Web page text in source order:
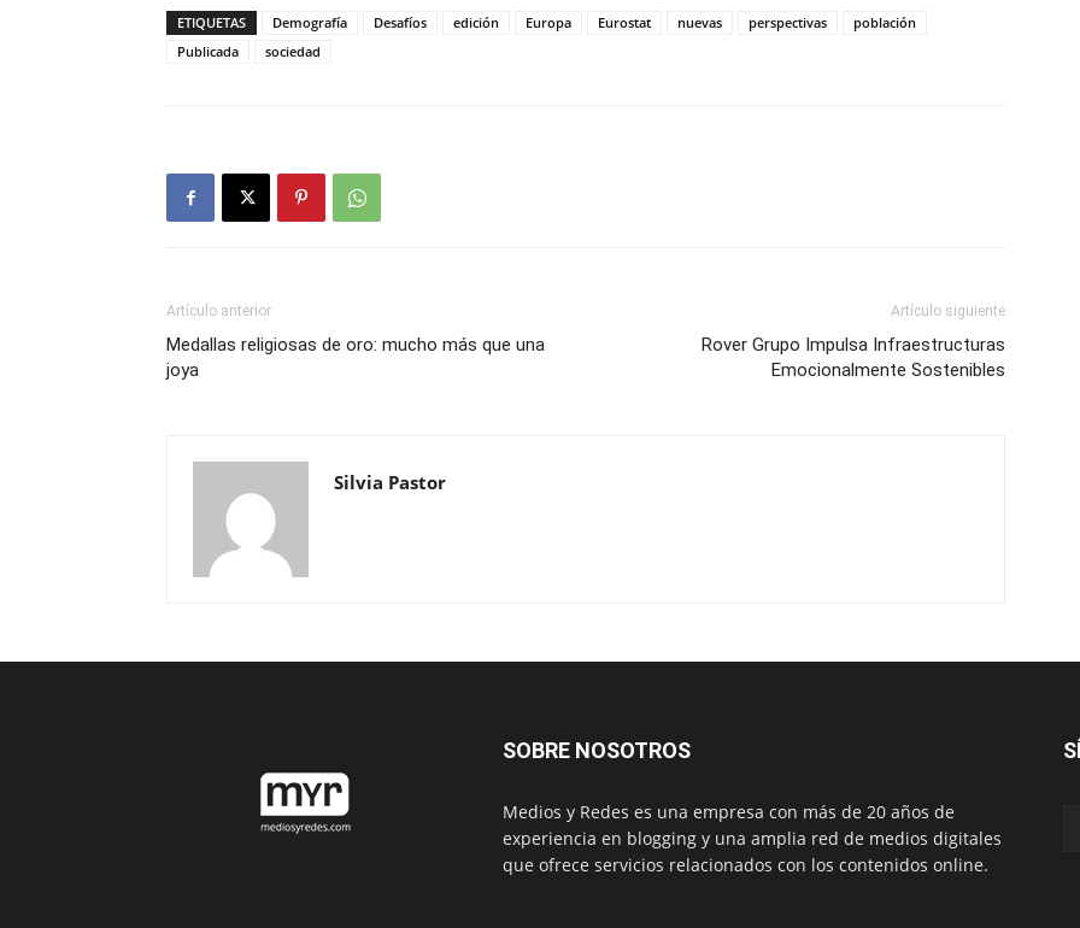
ETIQUETAS Demografía Desafíos edición Europa Eurostat nuevas perspectivas
población
Publicada
sociedad
Artículo anterior
Medallas religiosas de oro: mucho más que una
joya
Artículo siguiente
Rover Grupo Impulsa Infraestructuras
Emocionalmente Sostenibles
Silvia Pastor
SOBRE NOSOTROS
Medios y Redes es una empresa con más de 20 años de
experiencia en blogging y una amplia red de medios digitales
que ofrece servicios relacionados con los contenidos online.